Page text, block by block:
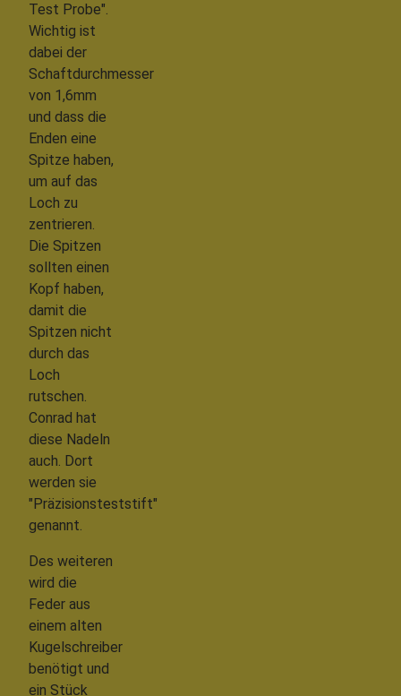
Test Probe".
Wichtig ist
dabei der
Schaftdurchmesser
von 1,6mm
und dass die
Enden eine
Spitze haben,
um auf das
Loch zu
zentrieren.
Die Spitzen
sollten einen
Kopf haben,
damit die
Spitzen nicht
durch das
Loch
rutschen.
Conrad hat
diese Nadeln
auch. Dort
werden sie
"Präzisionsteststift"
genannt.
Des weiteren
wird die
Feder aus
einem alten
Kugelschreiber
benötigt und
ein Stück